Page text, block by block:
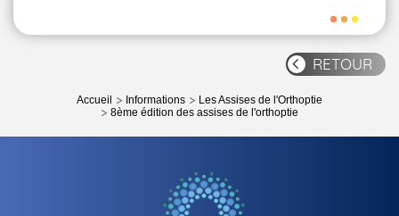
RETOUR
Accueil Informations
Les Assises de l'Orthoptie
8ème édition des assises de l'orthoptie